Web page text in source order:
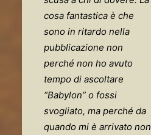
cosa fantastica è che
sono in ritardo nella
pubblicazione non
perché non ho avuto
tempo di ascoltare
“Babylon” o fossi
svogliato, ma perché da
quando mi è arrivato non